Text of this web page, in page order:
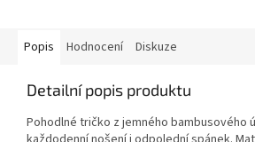
Popis Hodnocení Diskuze
Detailní popis produktu
Pohodlné tričko z jemného bambusového